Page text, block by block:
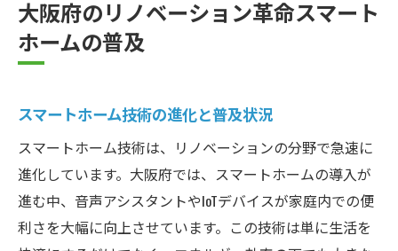
大阪府のリノベーション革命スマート
ホームの普及
スマートホーム技術の進化と普及状況
スマートホーム技術は、リノベーションの分野で急速に
進化しています。大阪府では、スマートホームの導入が
進む中、音声アシスタントやIoTデバイスが家庭内での便
利さを大幅に向上させています。この技術は単に生活を